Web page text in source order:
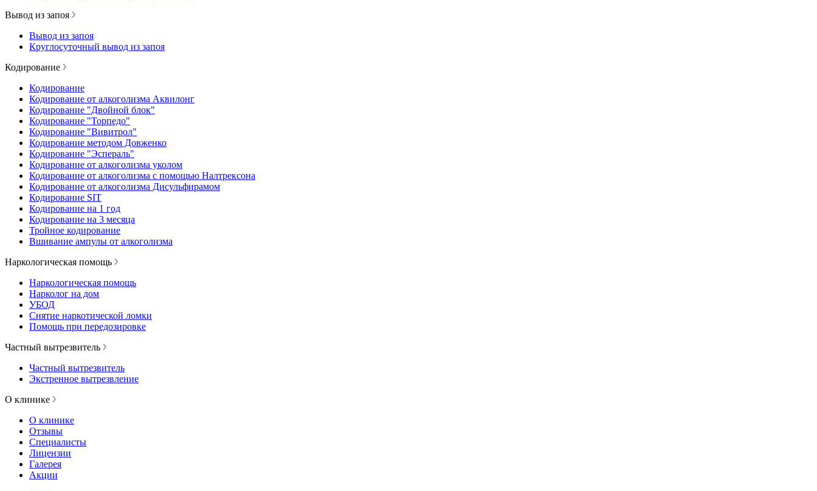
Вывод из запоя
Вывод из запоя
Круглосуточный вывод из запоя
Кодирование
Кодирование
Кодирование от алкоголизма Аквилонг
Кодирование "Двойной блок"
Кодирование "Торпедо"
Кодирование "Вивитрол"
Кодирование методом Довженко
Кодирование "Эспераль"
Кодирование от алкоголизма уколом
Кодирование от алкоголизма с помощью Налтрексона
Кодирование от алкоголизма Дисульфирамом
Кодирование SIT
Кодирование на 1 год
Кодирование на 3 месяца
Тройное кодирование
Вшивание ампулы от алкоголизма
Наркологическая помощь
Наркологическая помощь
Нарколог на дом
УБОД
Снятие наркотической ломки
Помощь при передозировке
Частный вытрезвитель
Частный вытрезвитель
Экстренное вытрезвление
О клинике
О клинике
Отзывы
Специалисты
Лицензии
Галерея
Акции